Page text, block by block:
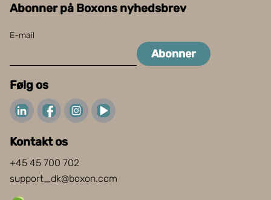
Abonner på Boxons nyhedsbrev
E-mail
Abonner
Følg os
Kontakt os
+45 45 700 702
support_dk@boxon.com